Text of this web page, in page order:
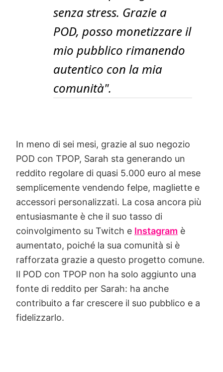
senza stress. Grazie a
POD, posso monetizzare il
mio pubblico rimanendo
autentico con la mia
comunità".
In meno di sei mesi, grazie al suo negozio
POD con TPOP, Sarah sta generando un
reddito regolare di quasi 5.000 euro al mese
semplicemente vendendo felpe, magliette e
accessori personalizzati. La cosa ancora più
entusiasmante è che il suo tasso di
coinvolgimento su Twitch e Instagram è
aumentato, poiché la sua comunità si è
rafforzata grazie a questo progetto comune.
Il POD con TPOP non ha solo aggiunto una
fonte di reddito per Sarah: ha anche
contribuito a far crescere il suo pubblico e a
fidelizzarlo.